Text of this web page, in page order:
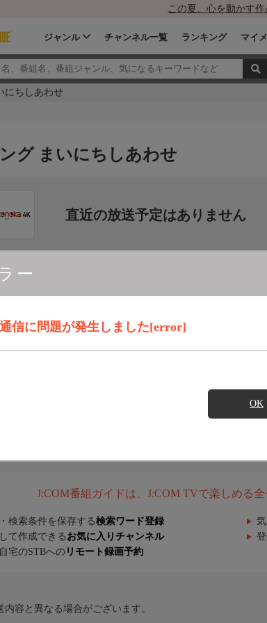
この夏、心を動かす
ジャンル チャンネル一覧 ランキング マイ
にちしあわせ
ー
通信に問題が発生しました[error]
OK
グ まいにちしあわせ
直近の放送予定はありません
J:COM番組ガイドは、J:COM TVで楽しめる
検索条件を保存する検索ワード登録
て作成できる お気に入りチャンネル
宅のSTBへのリモート録画予約
容と異なる場合がございます。